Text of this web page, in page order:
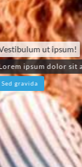
Lorem ipsum
Lorem ipsum
Sed gravida